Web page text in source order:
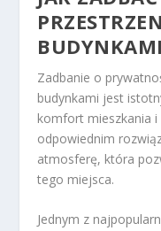
Zadbanie o
budynkami jest
komfort mieszkania i
odpowiednim
atmosferę, która
tego miejsca.
Jednym z